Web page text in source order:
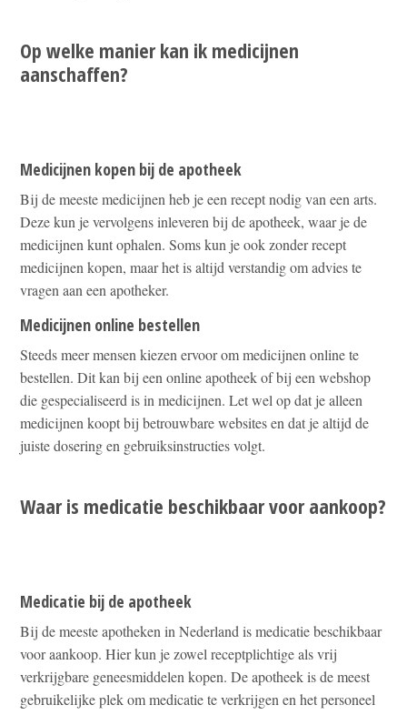
Op welke manier kan ik medicijnen
aanschaffen?
Medicijnen kopen bij de apotheek
Bij de meeste medicijnen heb je een recept nodig van een arts.
Deze kun je vervolgens inleveren bij de apotheek, waar je de
medicijnen kunt ophalen. Soms kun je ook zonder recept
medicijnen kopen, maar het is altijd verstandig om advies te
vragen aan een apotheker.
Medicijnen online bestellen
Steeds meer mensen kiezen ervoor om medicijnen online te
bestellen. Dit kan bij een online apotheek of bij een webshop
die gespecialiseerd is in medicijnen. Let wel op dat je alleen
medicijnen koopt bij betrouwbare websites en dat je altijd de
juiste dosering en gebruiksinstructies volgt.
Waar is medicatie beschikbaar voor aankoop?
Medicatie bij de apotheek
Bij de meeste apotheken in Nederland is medicatie beschikbaar
voor aankoop. Hier kun je zowel receptplichtige als vrij
verkrijgbare geneesmiddelen kopen. De apotheek is de meest
gebruikelijke plek om medicatie te verkrijgen en het personeel